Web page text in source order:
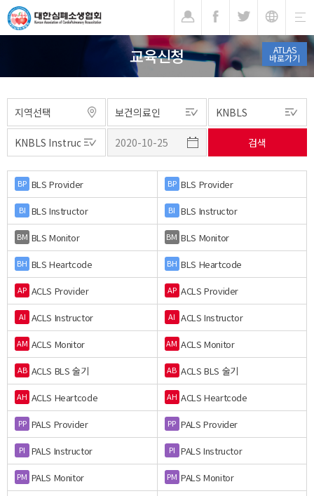
ATLAS
바로가기
교육신청
BP BLS Provider BP BLS Provider
BI BLS Instructor BI BLS Instructor
BM BLS Monitor BM BLS Monitor
BH BLS Heartcode BH BLS Heartcode
AP ACLS Provider AP ACLS Provider
AI ACLS Instructor AI ACLS Instructor
AM ACLS Monitor AM ACLS Monitor
AB ACLS BLS 술기 AB ACLS BLS 술기
AH ACLS Heartcode AH ACLS Heartcode
PP PALS Provider PP PALS Provider
PI PALS Instructor PI PALS Instructor
PM PALS Monitor PM PALS Monitor